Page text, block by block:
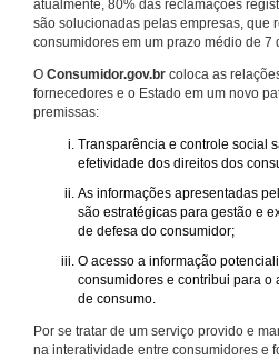
atualmente, 80% das reclamações
são solucionadas pelas empresas, que
consumidores em um prazo médio de 7
O Consumidor.gov.br coloca as
fornecedores e o Estado em um novo
premissas:
Transparência e controle social
efetividade dos direitos dos
As informações apresentadas
são estratégicas para gestão e
de defesa do consumidor;
O acesso a informação
consumidores e contribui para o
de consumo.
Por se tratar de um serviço provido e
na interatividade entre consumidores e